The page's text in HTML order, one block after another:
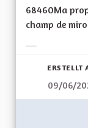
68460Ma
champ de
ERSTELLT
09/06/